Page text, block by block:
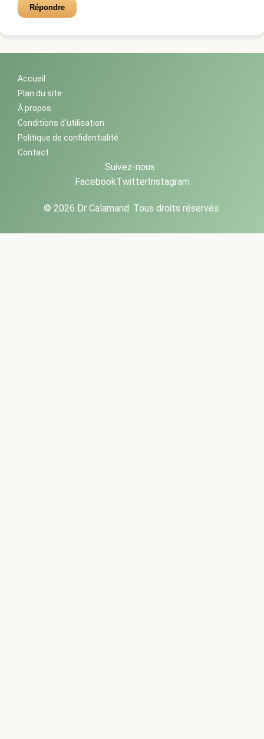
Répondre
Accueil
Plan du site
À propos
Conditions d'utilisation
Politique de confidentialité
Contact
Suivez-nous :
FacebookTwitterInstagram
© 2026 Dr Calamand. Tous droits réservés.